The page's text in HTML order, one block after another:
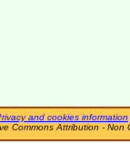
and cookies information
Commons Attribution - Non